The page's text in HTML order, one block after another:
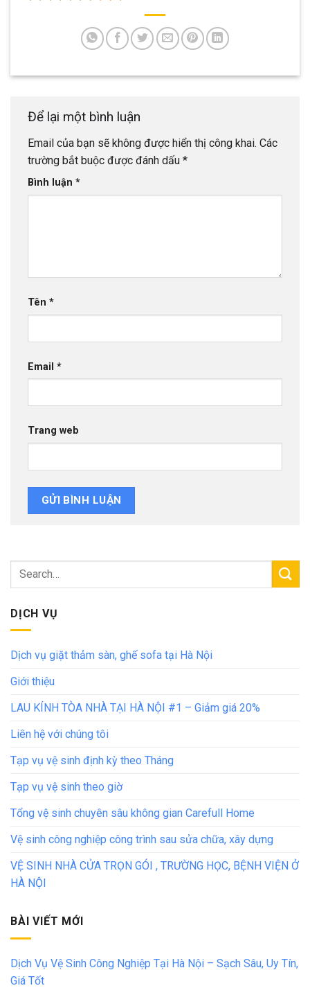
Để lại một bình luận
Email của bạn sẽ không được hiển thị công khai. Các
trường bắt buộc được đánh dấu *
Bình luận *
Tên *
Email *
Trang web
DỊCH VỤ
Dịch vụ giặt thảm sàn, ghế sofa tại Hà Nội
Giới thiệu
LAU KÍNH TÒA NHÀ TẠI HÀ NỘI #1 – Giảm giá 20%
Liên hệ với chúng tôi
Tạp vụ vệ sinh định kỳ theo Tháng
Tạp vụ vệ sinh theo giờ
Tổng vệ sinh chuyên sâu không gian Carefull Home
Vệ sinh công nghiệp công trình sau sửa chữa, xây dựng
VỆ SINH NHÀ CỬA TRỌN GÓI , TRƯỜNG HỌC, BỆNH VIỆN Ở
HÀ NỘI
BÀI VIẾT MỚI
Dịch Vụ Vệ Sinh Công Nghiệp Tại Hà Nội – Sạch Sâu, Uy Tín,
Giá Tốt